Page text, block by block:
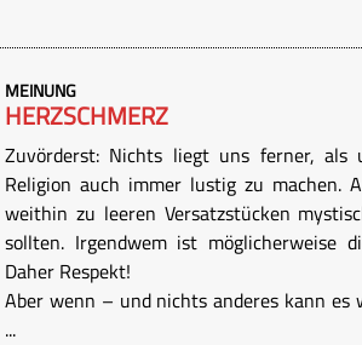
MEINUNG
HERZSCHMERZ
Zuvörderst: Nichts liegt uns ferner, als
Religion auch immer lustig zu machen.
weithin zu leeren Versatzstücken
sollten. Irgendwem ist möglicherweise
Daher Respekt!
Aber wenn – und nichts anderes kann es
...